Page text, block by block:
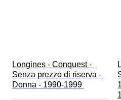
Longines - Conquest -
Senza prezzo di riserva -
Donna - 1990-1999